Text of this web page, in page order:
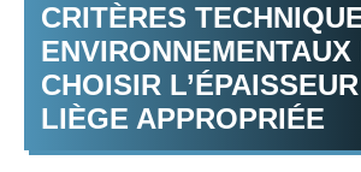
CRITÈRES
ENVIRONNEMENTAUX
CHOISIR
LIÈGE APPROPRIÉE